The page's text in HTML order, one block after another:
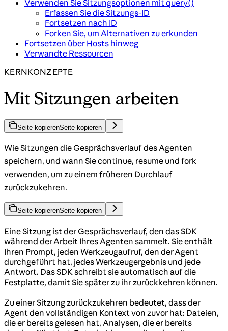
Verwenden Sie Sitzungsoptionen mit query()
Erfassen Sie die Sitzungs-ID
Fortsetzen nach ID
Forken Sie, um Alternativen zu erkunden
Fortsetzen über Hosts hinweg
Verwandte Ressourcen
KERNKONZEPTE
Mit Sitzungen arbeiten
Seite kopierenSeite kopieren
Wie Sitzungen die Gesprächsverlauf des Agenten
speichern, und wann Sie continue, resume und fork
verwenden, um zu einem früheren Durchlauf
zurückzukehren.
Seite kopierenSeite kopieren
Eine Sitzung ist der Gesprächsverlauf, den das SDK
während der Arbeit Ihres Agenten sammelt. Sie enthält
Ihren Prompt, jeden Werkzeugaufruf, den der Agent
durchgeführt hat, jedes Werkzeugergebnis und jede
Antwort. Das SDK schreibt sie automatisch auf die
Festplatte, damit Sie später zu ihr zurückkehren können.
Zu einer Sitzung zurückzukehren bedeutet, dass der
Agent den vollständigen Kontext von zuvor hat: Dateien,
die er bereits gelesen hat, Analysen, die er bereits